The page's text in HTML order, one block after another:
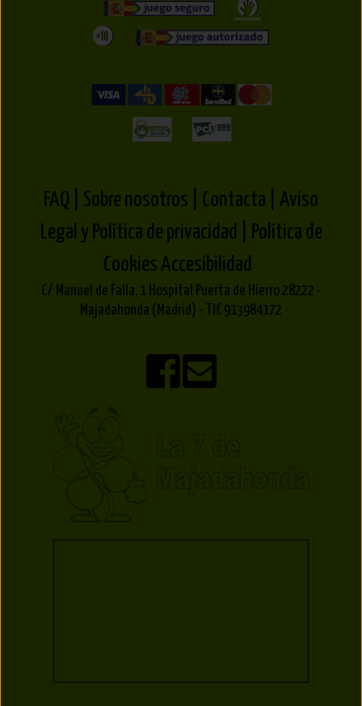
FAQ | Sobre nosotros | Contacta |
Aviso
Legal y Política de privacidad |
Política de
CookiesAccesibilidad
C/ Manuel de Falla, 1 Hospital Puerta de Hierro 28222 -
Majadahonda (Madrid) - Tlf. 913984172